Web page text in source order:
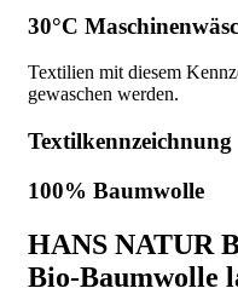
30°C
Textilien mit diesem
gewaschen werden.
Textilkennzeichnung
100% Baumwolle
HANS NATUR
Bio-Baumwolle